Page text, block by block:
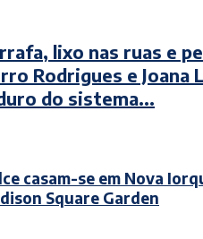
lixo nas ruas e
Rodrigues e Joana
do sistema...
casam-se em Nova
Square Garden